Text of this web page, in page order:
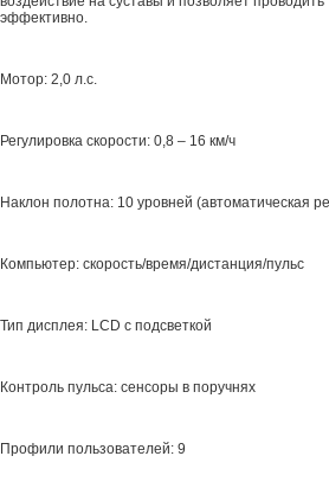
эффективно.
Мотор: 2,0 л.с.
Регулировка скорости: 0,8 – 16 км/ч
Наклон полотна: 10 уровней (автоматическая
Компьютер: скорость/время/дистанция/пульс
Тип дисплея: LCD с подсветкой
Контроль пульса: сенсоры в поручнях
Профили пользователей: 9